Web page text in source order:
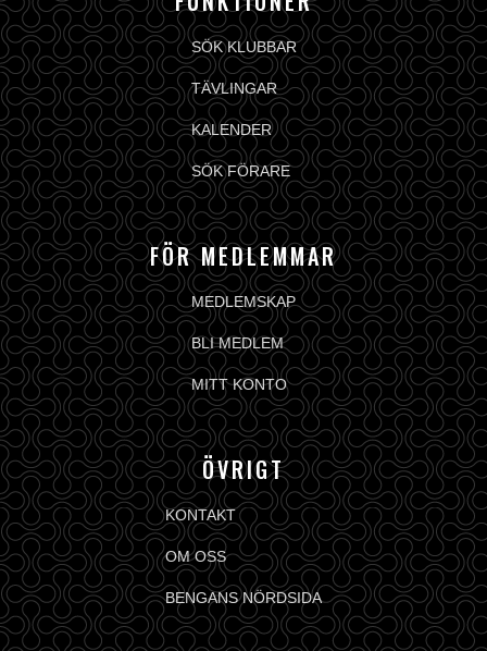
SÖK KLUBBAR
TÄVLINGAR
KALENDER
SÖK FÖRARE
FÖR MEDLEMMAR
MEDLEMSKAP
BLI MEDLEM
MITT KONTO
ÖVRIGT
KONTAKT
OM OSS
BENGANS NÖRDSIDA